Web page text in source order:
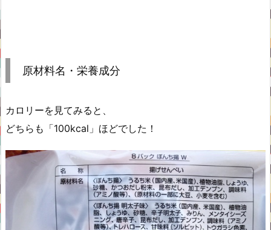
原材料名・栄養成分
カロリーを見てみると、
どちらも「100kcal」ほどでした！